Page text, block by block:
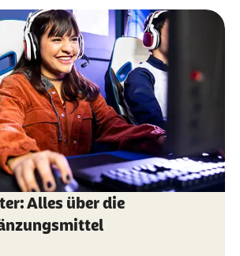
Ramirez et al. (Abruf vom
psychology of esports:
and future directions
(Abruf vom 01.06.2026):
und
auf die kognitive
unter besonderer
neuro-biologischer
Alles über die